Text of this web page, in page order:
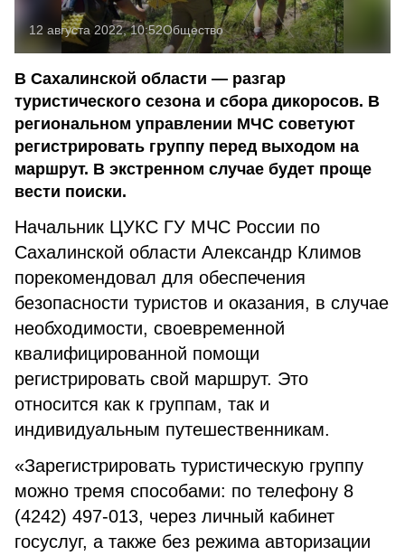
12 августа 2022, 10:52Общество
В Сахалинской области — разгар
туристического сезона и сбора дикоросов. В
региональном управлении МЧС советуют
регистрировать группу перед выходом на
маршрут. В экстренном случае будет проще
вести поиски.
Начальник ЦУКС ГУ МЧС России по
Сахалинской области Александр Климов
порекомендовал для обеспечения
безопасности туристов и оказания, в случае
необходимости, своевременной
квалифицированной помощи
регистрировать свой маршрут. Это
относится как к группам, так и
индивидуальным путешественникам.
«Зарегистрировать туристическую группу
можно тремя способами: по телефону 8
(4242) 497-013, через личный кабинет
госуслуг, а также без режима авторизации